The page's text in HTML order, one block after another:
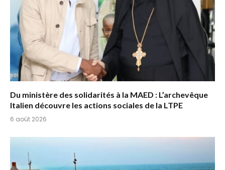
Du ministère des solidarités à la MAED : L’archevêque
Italien découvre les actions sociales de la LTPE
6 août 2026